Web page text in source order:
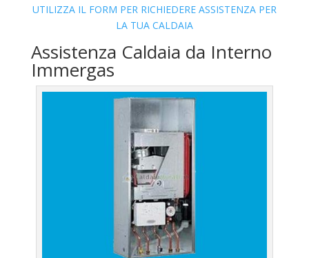
UTILIZZA IL FORM PER RICHIEDERE ASSISTENZA PER
LA TUA CALDAIA
Assistenza Caldaia da Interno
Immergas